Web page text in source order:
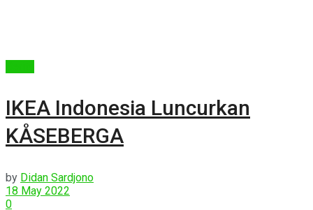
IKEA Indonesia Luncurkan
KÅSEBERGA
by Didan Sardjono
18 May 2022
0